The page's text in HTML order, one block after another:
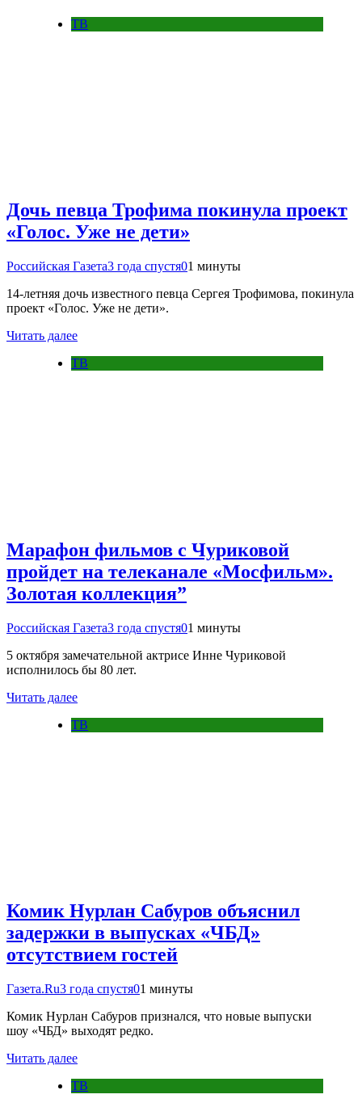
ТВ
Дочь певца Трофима покинула проект
«Голос. Уже не дети»
Российская Газета3 года спустя01 минуты
14-летняя дочь известного певца Сергея Трофимова, покинула
проект «Голос. Уже не дети».
Читать далее
ТВ
Марафон фильмов с Чуриковой
пройдет на телеканале «Мосфильм».
Золотая коллекция”
Российская Газета3 года спустя01 минуты
5 октября замечательной актрисе Инне Чуриковой
исполнилось бы 80 лет.
Читать далее
ТВ
Комик Нурлан Сабуров объяснил
задержки в выпусках «ЧБД»
отсутствием гостей
Газета.Ru3 года спустя01 минуты
Комик Нурлан Сабуров признался, что новые выпуски
шоу «ЧБД» выходят редко.
Читать далее
ТВ